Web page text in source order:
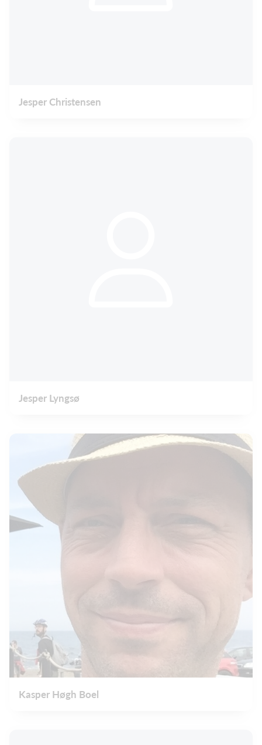
Jesper Christensen
Jesper Lyngsø
Kasper Høgh Boel